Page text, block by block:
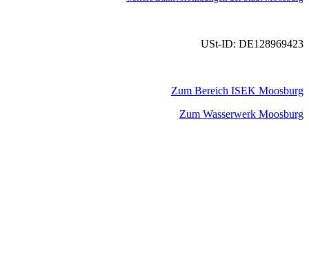
USt-ID: DE128969423
Zum Bereich ISEK Moosburg
Zum Wasserwerk Moosburg